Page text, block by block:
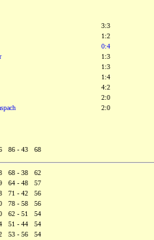
3:3
1:2
0:4
1:3
1:3
1:4
4:2
2:0
2:0
86 - 43 68
68 - 38 62
64 - 48 57
71 - 42 56
78 - 58 56
62 - 51 54
51 - 44 54
53 - 56 54